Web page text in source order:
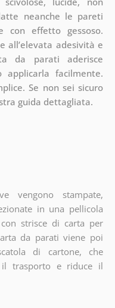
neanche le pareti
con effetto gessoso.
all’elevata adesività e
da parati aderisce
facilmente.
Se non sei sicuro
guida dettagliata.
vengono stampate,
in una pellicola
strisce di carta per
da parati viene poi
di cartone, che
il trasporto e riduce il